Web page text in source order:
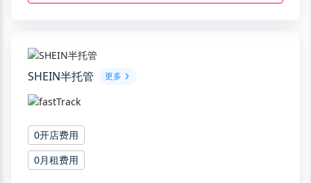
SHEIN半托管 更多
0开店费用
0月租费用